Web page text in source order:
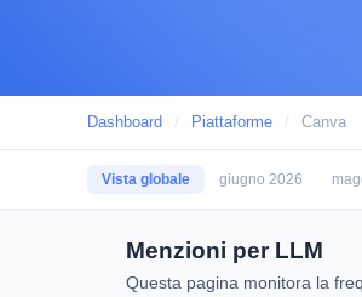
Dashboard / Piattaforme / Canva
Vista globale giugno 2026
Menzioni per LLM
Questa pagina monitora la